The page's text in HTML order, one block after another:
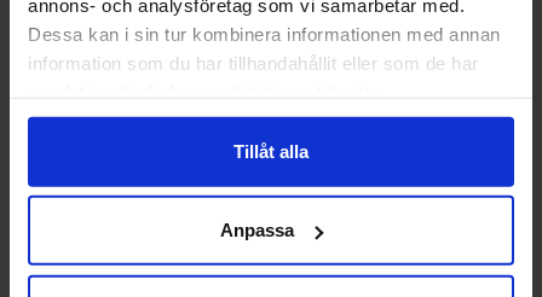
annons- och analysföretag som vi samarbetar med.
Dessa kan i sin tur kombinera informationen med annan
information som du har tillhandahållit eller som de har
Tillåt alla
Anpassa
Lediga ingenjörsjobb